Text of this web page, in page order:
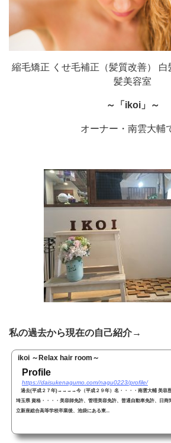
縮毛矯正 くせ毛補正（髪質改善）
髪美容室
～「ikoi」～
オーナー・南雲大輔
私の過去から現在の自己紹介→
ikoi ～Relax hair room～
Profile
https://daisukenagumo.com/nagu0223/profile/
過去(平成２７年)→→→→今（平成２９年）名・・・・南雲大輔 美容歴
埼玉県 資格・・・・美容師免許、管理美容免許、普通自動車免許、日商
立新座総合高等学校卒業後、池袋にある東...